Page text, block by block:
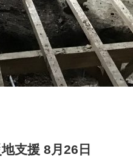
支援 8月26日